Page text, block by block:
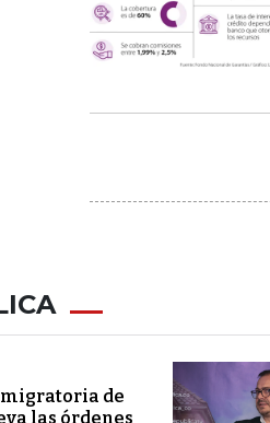
de
las órdenes